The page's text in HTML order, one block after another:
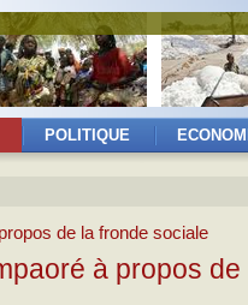
POLITIQUE
à propos